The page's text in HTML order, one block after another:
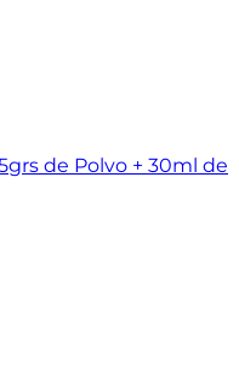
de Polvo + 30ml de